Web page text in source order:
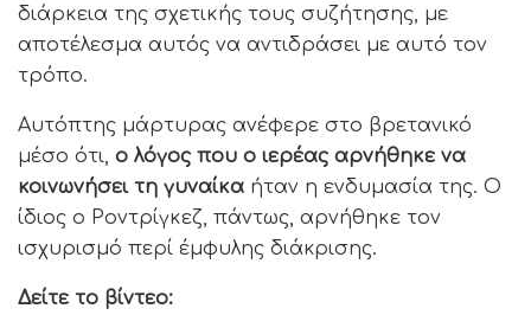
διάρκεια της σχετικής τους συζήτησης, με
αποτέλεσμα αυτός να αντιδράσει με αυτό τον
τρόπο.
Αυτόπτης μάρτυρας ανέφερε στο βρετανικό
μέσο ότι, ο λόγος που ο ιερέας αρνήθηκε να
κοινωνήσει τη γυναίκα ήταν η ενδυμασία της. Ο
ίδιος ο Ροντρίγκεζ, πάντως, αρνήθηκε τον
ισχυρισμό περί έμφυλης διάκρισης.
Δείτε το βίντεο: